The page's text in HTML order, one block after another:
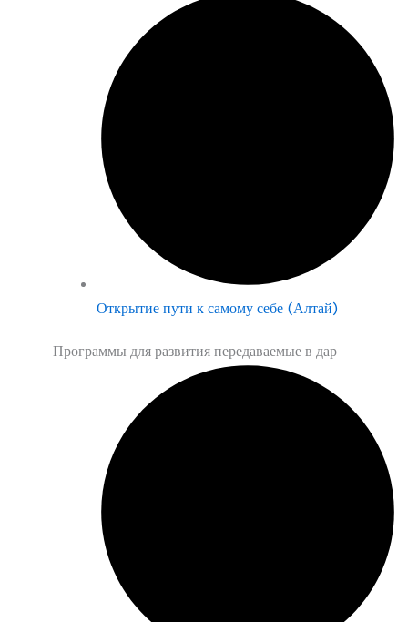
Открытие пути к самому себе (Алтай)
Программы для развития передаваемые в дар